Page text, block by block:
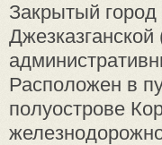
Закрытый
Расположен в
полуострове